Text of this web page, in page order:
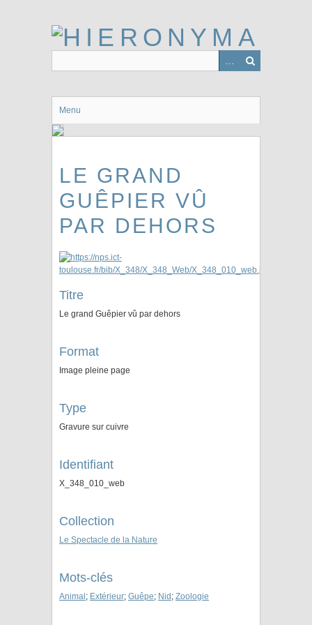
Menu
LE GRAND
GUÊPIER VÛ
PAR DEHORS
Titre
Le grand Guêpier vû par dehors
Format
Image pleine page
Type
Gravure sur cuivre
Identifiant
X_348_010_web
Collection
Le Spectacle de la Nature
Mots-clés
Animal ; Extérieur; Guêpe; Nid ; Zoologie